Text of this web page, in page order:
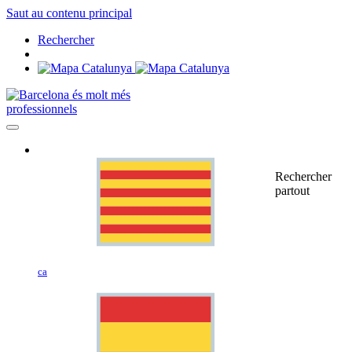
Saut au contenu principal
Rechercher
professionnels
ca
Rechercher
partout